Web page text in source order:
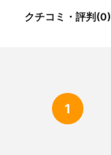
クチコミ・評判(0)
1